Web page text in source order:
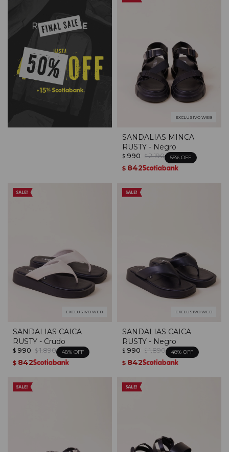
EXCLUSIVO WEB
SANDALIAS MINCA
RUSTY - Negro
$ 990 $ 2.190 55
$ 842
EXCLUSIVO WEB
SANDALIAS CAICA
RUSTY - Crudo
$ 990 $ 1.890 48
$ 842
EXCLUSIVO WEB
SANDALIAS CAICA
RUSTY - Negro
$ 990 $ 1.890 48
$ 842